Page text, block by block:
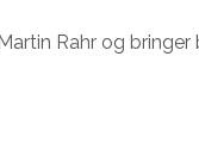
Rahr og